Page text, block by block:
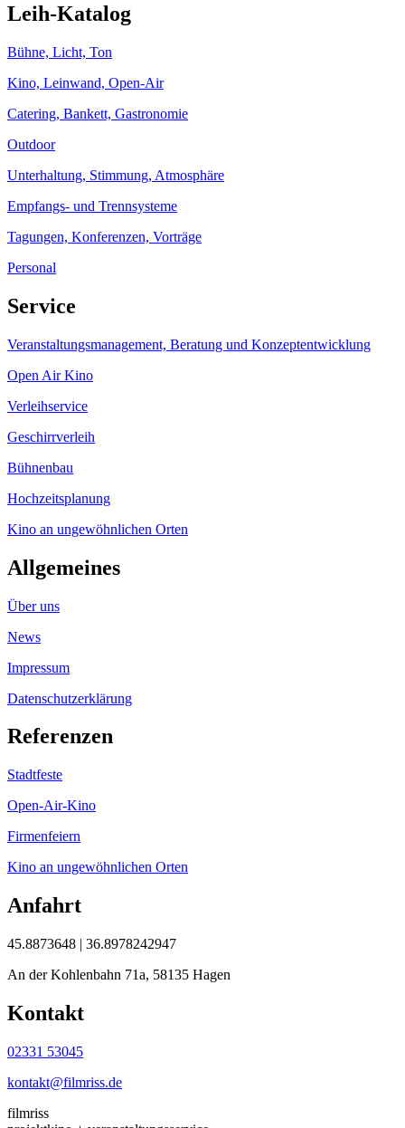
Leih-Katalog
Bühne, Licht, Ton
Kino, Leinwand, Open-Air
Catering, Bankett, Gastronomie
Outdoor
Unterhaltung, Stimmung, Atmosphäre
Empfangs- und Trennsysteme
Tagungen, Konferenzen, Vorträge
Personal
Service
Veranstaltungsmanagement, Beratung und Konzeptentwicklung
Open Air Kino
Verleihservice
Geschirrverleih
Bühnenbau
Hochzeitsplanung
Kino an ungewöhnlichen Orten
Allgemeines
Über uns
News
Impressum
Datenschutzerklärung
Referenzen
Stadtfeste
Open-Air-Kino
Firmenfeiern
Kino an ungewöhnlichen Orten
Anfahrt
45.8873648 | 36.8978242947
An der Kohlenbahn 71a, 58135 Hagen
Kontakt
02331 53045
kontakt@filmriss.de
filmriss